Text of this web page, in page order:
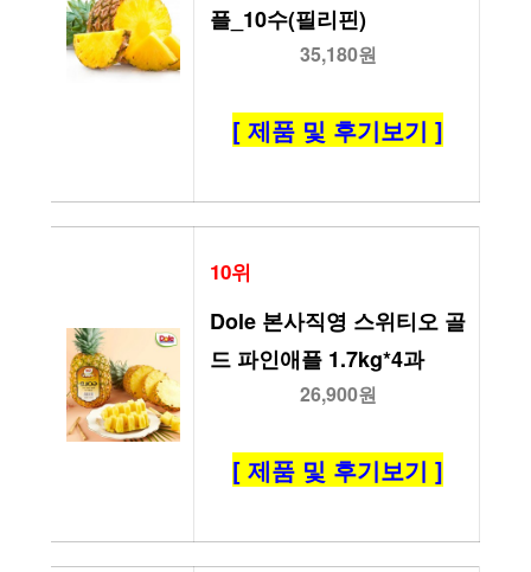
플_10수(필리핀)
35,180원
[ 제품 및 후기보기 ]
10위
Dole 본사직영 스위티오 골
드 파인애플 1.7kg*4과
26,900원
[ 제품 및 후기보기 ]